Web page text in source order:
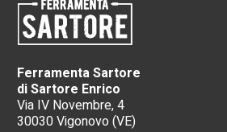
Ferramenta Sartore
di Sartore Enrico
Via IV Novembre, 4
30030 Vigonovo (VE)